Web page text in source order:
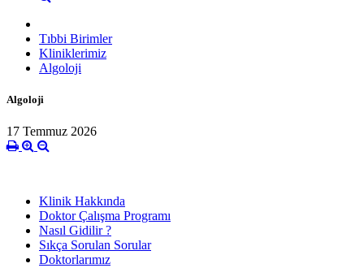
Tıbbi Birimler
Kliniklerimiz
Algoloji
Algoloji
17 Temmuz 2026
Klinik Hakkında
Doktor Çalışma Programı
Nasıl Gidilir ?
Sıkça Sorulan Sorular
Doktorlarımız